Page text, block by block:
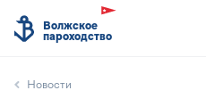
Волжское
пароходство
Новости